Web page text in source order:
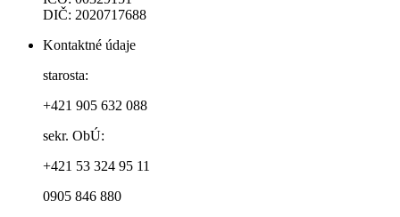
DIČ: 2020717688
Kontaktné údaje
starosta:
+421 905 632 088
sekr. ObÚ:
+421 53 324 95 11
0905 846 880